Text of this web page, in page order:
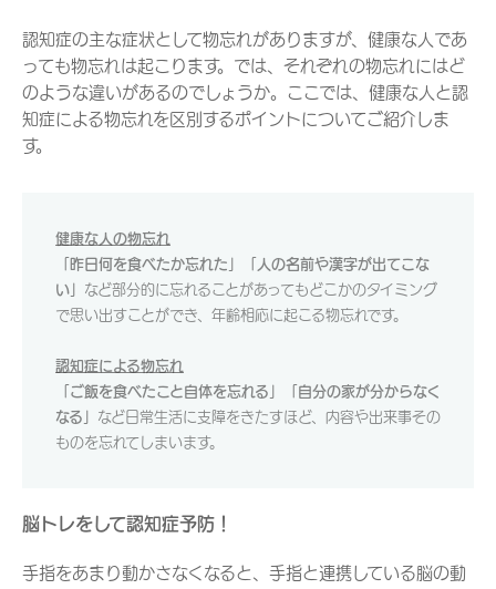
認知症の主な症状として物忘れがありますが、健康な人であ
っても物忘れは起こります。では、それぞれの物忘れにはど
のような違いがあるのでしょうか。ここでは、健康な人と認
知症による物忘れを区別するポイントについてご紹介しま
す。
健康な人の物忘れ
「昨日何を食べたか忘れた」「人の名前や漢字が出てこな
い」 など部分的に忘れることがあってもどこかのタイミング
で思い出すことができ、年齢相応に起こる物忘れです。
認知症による物忘れ
「ご飯を食べたこと自体を忘れる」「自分の家が分からなく
なる」 など日常生活に支障をきたすほど、内容や出来事その
ものを忘れてしまいます。
脳トレをして認知症予防！
手指をあまり動かさなくなると、手指と連携している脳の動